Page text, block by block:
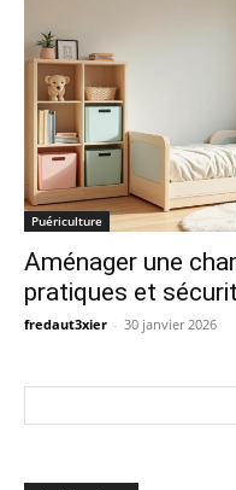
Puériculture
Aménager une
pratiques et
fredaut3xier - 30 janvier 2026